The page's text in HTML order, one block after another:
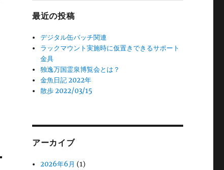
最近の投稿
デジタル缶バッチ関連
ラックマウント実施時に仮置きできるサポート
金具
独逸万国霊泉博覧会とは？
金魚日記 2022年
散歩 2022/03/15
アーカイブ
2026年6月 (1)